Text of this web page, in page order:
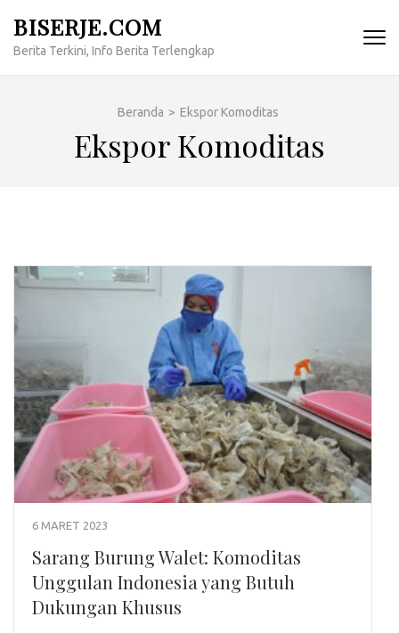
konten
BISERJE.COM
Berita Terkini, Info Berita Terlengkap
Beranda > Ekspor Komoditas
Ekspor Komoditas
6 MARET 2023
Sarang Burung Walet: Komoditas
Unggulan Indonesia yang Butuh
Dukungan Khusus